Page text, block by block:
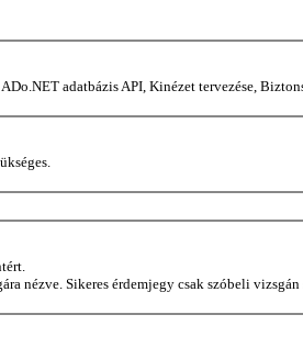
adatbázis API, Kinézet tervezése,
nézve. Sikeres érdemjegy csak szóbeli vizsgán